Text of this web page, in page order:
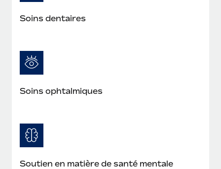
Soins dentaires
Soins ophtalmiques
Soutien en matière de santé mentale